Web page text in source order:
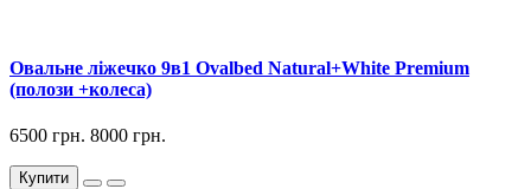
Овальне ліжечко 9в1 Ovalbed Natural+White Premium
(полози +колеса)
6500 грн. 8000 грн.
Купити